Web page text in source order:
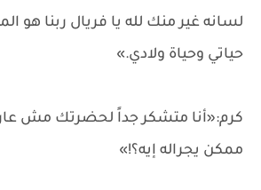
لسانه غير منك لله يا فريال ربنا هو
حياتي وحياة ولادي.»
كرم:«أنا متشكر جداً لحضرتك مش
ممكن يجراله إيه؟!»